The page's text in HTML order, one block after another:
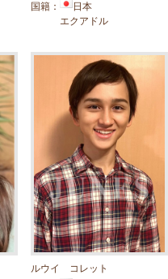
国籍：
日本
エクアドル
ルウイ コレット